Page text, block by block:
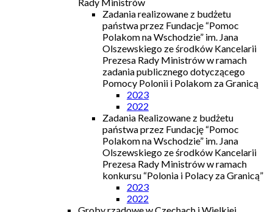
Zadania realizowane z budżetu
państwa przez Fundacje “Pomoc
Polakom na Wschodzie” im. Jana
Olszewskiego ze środków Kancelarii
Prezesa Rady Ministrów w ramach
zadania publicznego dotyczącego
Pomocy Polonii i Polakom za Granicą
2023
2022
Zadania Realizowane z budżetu
państwa przez Fundację “Pomoc
Polakom na Wschodzie” im. Jana
Olszewskiego ze środków Kancelarii
Prezesa Rady Ministrów w ramach
konkursu “Polonia i Polacy za Granicą”
2023
2022